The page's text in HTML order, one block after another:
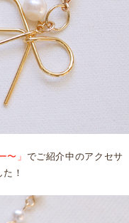
〜」 でご紹介中のアクセサ
！